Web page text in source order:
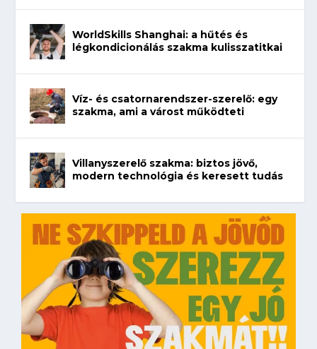
WorldSkills Shanghai: a hűtés és
légkondicionálás szakma kulisszatitkai
Víz- és csatornarendszer-szerelő: egy
szakma, ami a várost működteti
Villanyszerelő szakma: biztos jövő,
modern technológia és keresett tudás